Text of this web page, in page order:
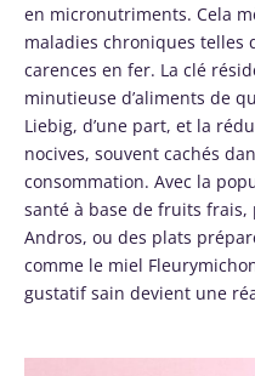
en micronutriments. Cela
maladies chroniques telles
carences en fer. La clé
minutieuse d’aliments de
Liebig, d’une part, et la
nocives, souvent cachés
consommation. Avec la
santé à base de fruits
Andros, ou des plats
comme le miel
gustatif sain devient une